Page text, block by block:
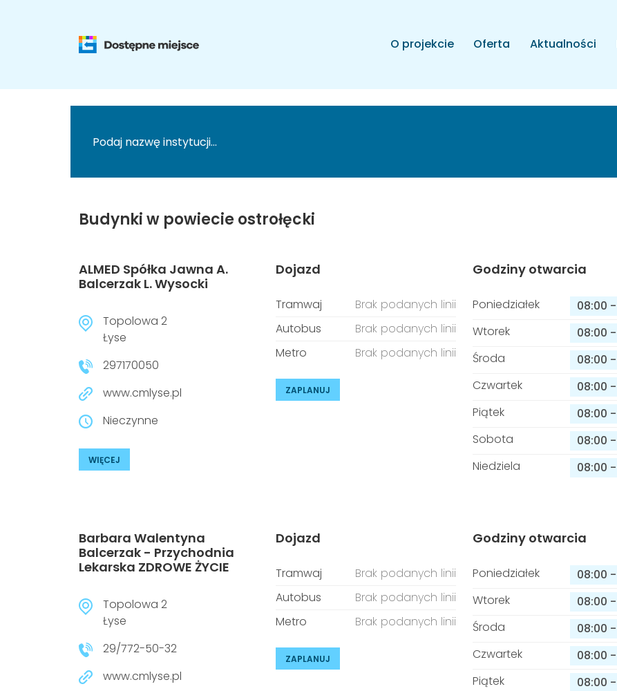
O projekcie Oferta Aktualności
Budynki w powiecie ostrołęcki
ALMED Spółka Jawna A.
Balcerzak L. Wysocki
Topolowa 2
Łyse
297170050
www.cmlyse.pl
Nieczynne
WIĘCEJ
Dojazd
Tramwaj
Brak podanych linii
Autobus
Brak podanych linii
Metro
Brak podanych linii
ZAPLANUJ
Godziny otwarcia
Poniedziałek 08:00 -
Wtorek
08:00 -
Środa
08:00 -
Czwartek
08:00 -
Piątek
08:00 -
Sobota
08:00 -
Niedziela
08:00 -
Barbara Walentyna
Balcerzak - Przychodnia
Lekarska ZDROWE ŻYCIE
Topolowa 2
Łyse
29/772-50-32
www.cmlyse.pl
Dojazd
Tramwaj
Brak podanych linii
Autobus
Brak podanych linii
Metro
Brak podanych linii
ZAPLANUJ
Godziny otwarcia
Poniedziałek 08:00 -
Wtorek
08:00 -
Środa
08:00 -
Czwartek
08:00 -
Piątek
08:00 -